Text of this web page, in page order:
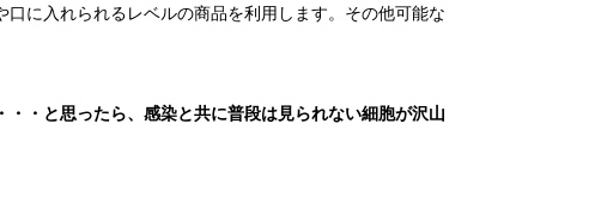
に入れられるレベルの商品を利用します。その他可能な
・と思ったら、感染と共に普段は見られない細胞が沢山